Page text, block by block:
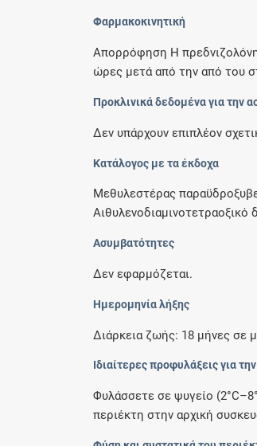
Φαρμακοκινητική
Απορρόφηση Η πρεδνιζολόνη
ώρες μετά από την από του
Προκλινικά δεδομένα για την
Δεν υπάρχουν επιπλέον
Κατάλογος με τα έκδοχα
Μεθυλεστέρας
Ασυμβατότητες
Δεν εφαρμόζεται.
Ημερομηνία λήξης
Διάρκεια ζωής: 18 μήνες σε
Ιδιαίτερες προφυλάξεις για
Φυλάσσετε σε ψυγείο
περιέκτη στην αρχική